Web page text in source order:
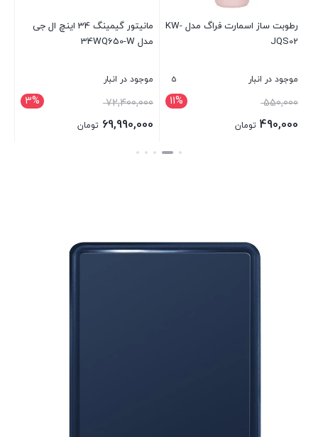
رطوبت ساز اسمارت فراگ مدل KW-
JQS02
موجود در انبار 5
11% 550,000
490,000 تومان
مانیتور گیمینگ 34 اینچ ال جی
مدل 34WQ650-W
موجود در انبار
3% 72,400,000
69,990,000 تومان
بستن